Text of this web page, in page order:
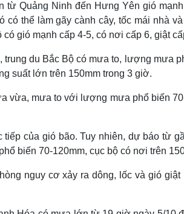
từ Quảng Ninh đến Hưng Yên gió
có thể làm gãy cành cây, tốc mái nhà
gió mạnh cấp 4-5, có nơi cấp 6, giật
du Bắc Bộ có mưa to, lượng mưa
suất lớn trên 150mm trong 3 giờ.
vừa, mưa to với lượng mưa phổ biến
của gió bão. Tuy nhiên, dự báo từ
biến 70-120mm, cục bộ có nơi trên
nguy cơ xảy ra dông, lốc và gió